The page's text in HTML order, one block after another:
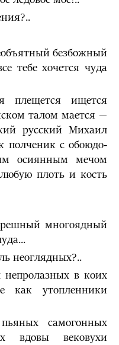
безбожный
тебе хочется чуда
плещется ищется
талом мается —
русский Михаил
полченик с обоюдо­
осиянным мечом
плоть и кость
многоядный
неоглядных?..
в коих
утопленники
самогонных
вдовы вековухи